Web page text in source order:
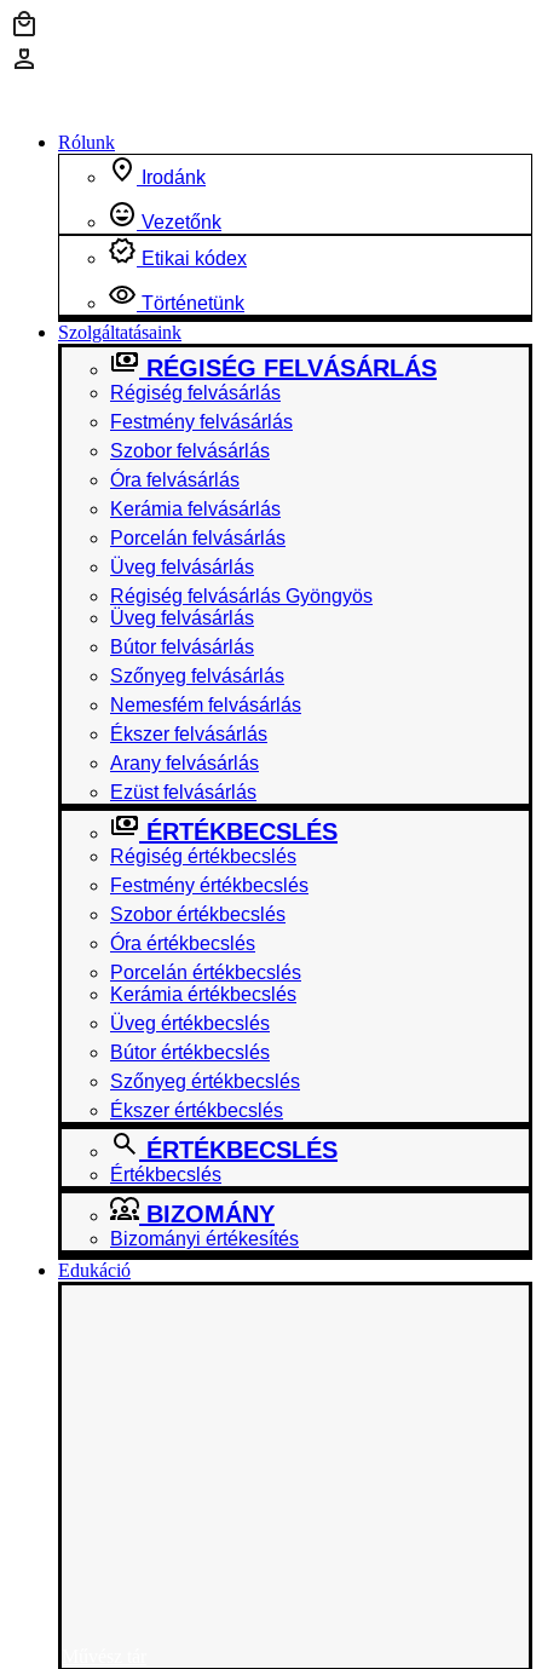
Ugrás
a
tartalomhoz
Rólunk
Irodánk
Vezetőnk
Etikai kódex
Történetünk
Szolgáltatásaink
RÉGISÉG FELVÁSÁRLÁS
Régiség felvásárlás
Festmény felvásárlás
Szobor felvásárlás
Óra felvásárlás
Kerámia felvásárlás
Porcelán felvásárlás
Üveg felvásárlás
Régiség felvásárlás Gyöngyös
Üveg felvásárlás
Bútor felvásárlás
Szőnyeg felvásárlás
Nemesfém felvásárlás
Ékszer felvásárlás
Arany felvásárlás
Ezüst felvásárlás
ÉRTÉKBECSLÉS
Régiség értékbecslés
Festmény értékbecslés
Szobor értékbecslés
Óra értékbecslés
Porcelán értékbecslés
Kerámia értékbecslés
Üveg értékbecslés
Bútor értékbecslés
Szőnyeg értékbecslés
Ékszer értékbecslés
ÉRTÉKBECSLÉS
Értékbecslés
BIZOMÁNY
Bizományi értékesítés
Edukáció